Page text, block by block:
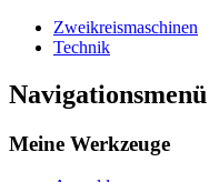
Zweikreismaschinen
Technik
Navigationsmenü
Meine Werkzeuge